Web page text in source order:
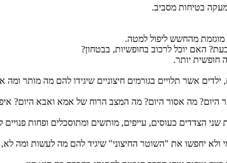
מעקה בטיחות מסביב.
מוגזמת מהחשש ליפול למטה.
חופשית יותר.
אשר תלויים בגורמים חיצוניים שיגידו להם מה מותר
היום? מה אסור היום? מה המצב הרוח של אמא ואבא היום?
שני הצדדים כעוסים, עייפים, מותשים ומתוסכלים ופחות
ולא יחפשו את "השוטר החיצוני" שיגיד להם מה לעשות ומה